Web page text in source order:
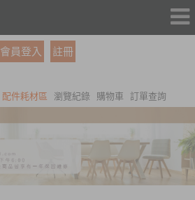
會員登入 註冊
配件耗材區 瀏覽紀錄 購物車 訂單查詢